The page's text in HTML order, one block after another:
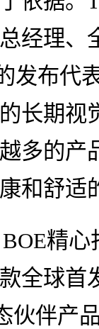
经理、
发布代
长期视
多的产
和舒适
精
全球首
伙伴产